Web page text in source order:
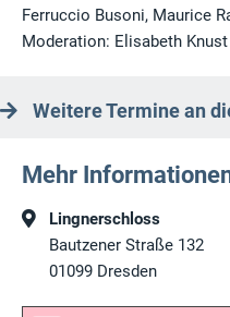
Ferruccio Busoni, Maurice
Moderation: Elisabeth Knust
Weitere Termine an
Mehr
Lingnerschloss
Bautzener Straße 132
01099 Dresden